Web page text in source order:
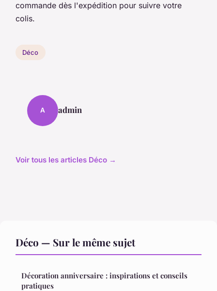
commande dès l'expédition pour suivre votre
colis.
Déco
A admin
Voir tous les articles Déco →
Déco — Sur le même sujet
Décoration anniversaire : inspirations et conseils
pratiques